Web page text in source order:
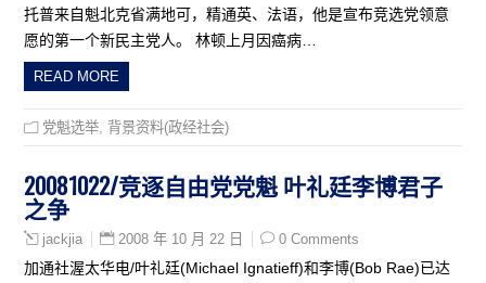
托普来自魁北克省满地可，精通英、法语，他是宣布竞选党领意
愿的第一个新民主党人。 林顿上月因癌病…
READ MORE
党魁选举 背景资料(政经社会)
20081022/竞逐自由党党魁 叶礼廷李博君子
之争
jackjia 2008 年 10 月 22 日 0 Comments
加通社渥太华电/叶礼廷(Michael Ignatieff)和李博(Bob Rae)已达